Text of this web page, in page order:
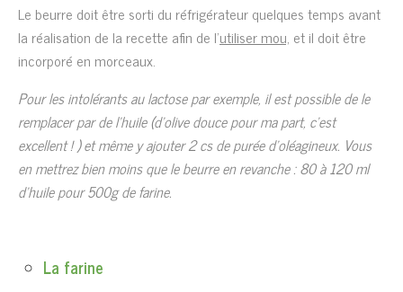
Le beurre doit être sorti du réfrigérateur quelques temps avant
la réalisation de la recette afin de l’utiliser mou, et il doit être
incorporé en morceaux.
Pour les intolérants au lactose par exemple, il est possible de le
remplacer par de l’huile (d’olive douce pour ma part, c’est
excellent ! ) et même y ajouter 2 cs de purée d’oléagineux. Vous
en mettrez bien moins que le beurre en revanche : 80 à 120 ml
d’huile pour 500g de farine.
La farine